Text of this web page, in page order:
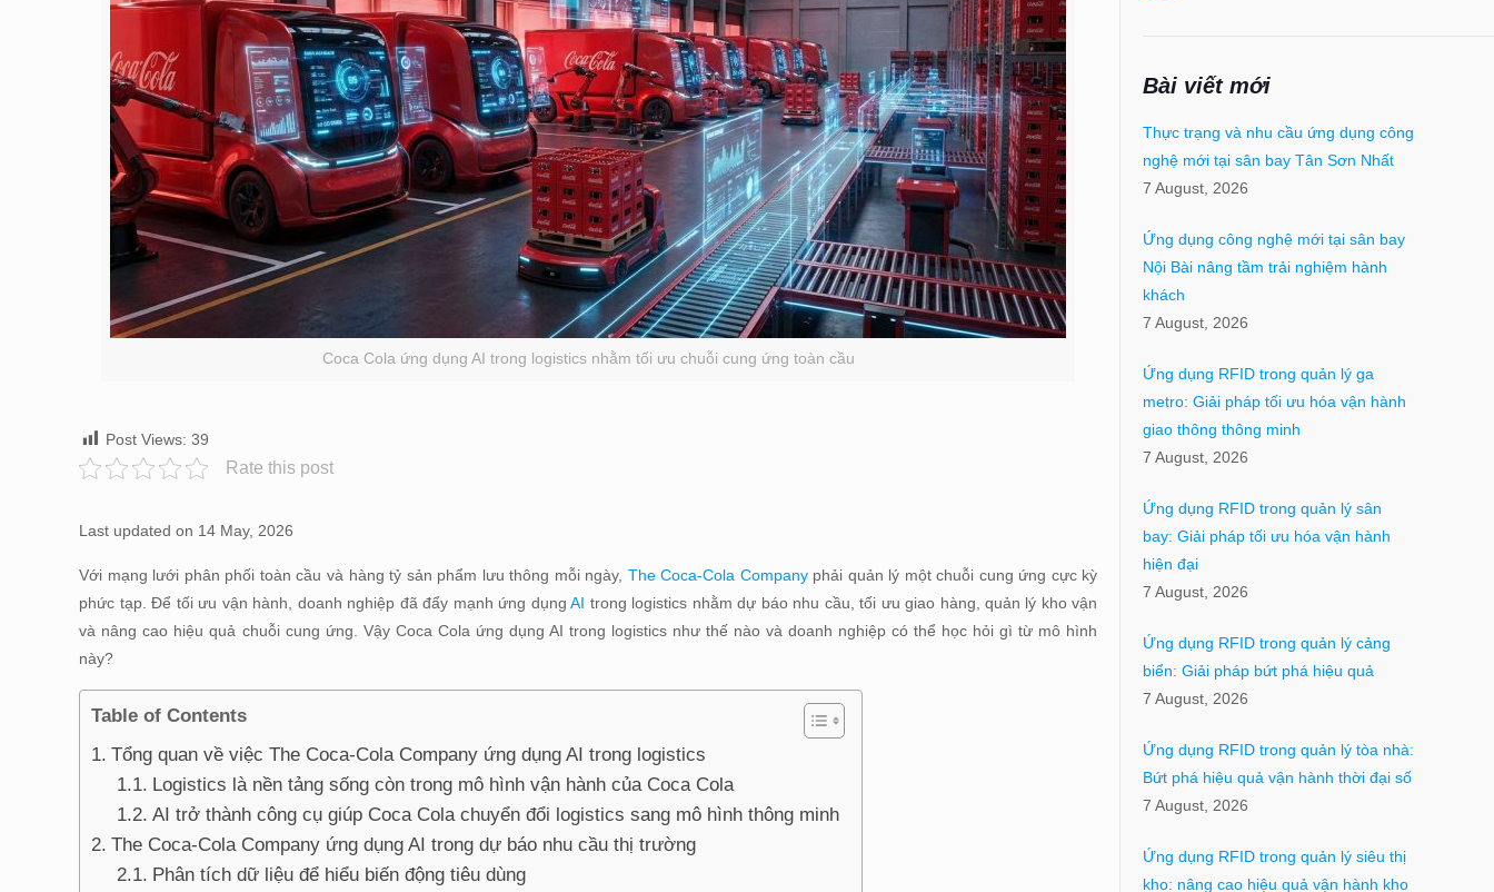
Coca Cola ứng dụng AI trong logistics nhằm tối ưu chuỗi cung ứng toàn cầu
Post Views: 39
Rate this post
Last updated on 14 May, 2026
Với mạng lưới phân phối toàn cầu và hàng tỷ sản phẩm lưu thông mỗi ngày, The Coca-Cola Companyphải quản lý một chuỗi cung ứng cực kỳ
phức tạp. Để tối ưu vận hành, doanh nghiệp đã đẩy mạnh ứng dụngAI trong logistics nhằm dự báo nhu cầu, tối ưu giao hàng, quản lý kho vận
và nâng cao hiệu quả chuỗi cung ứng. Vậy Coca Cola ứng dụng AI trong logistics như thế nào và doanh nghiệp có thể học hỏi gì từ mô hình
này?
Table of Contents
Tổng quan về việc The Coca-Cola Company ứng dụng AI trong logistics
Logistics là nền tảng sống còn trong mô hình vận hành của Coca Cola
AI trở thành công cụ giúp Coca Cola chuyển đổi logistics sang mô hình thông minh
The Coca-Cola Company ứng dụng AI trong dự báo nhu cầu thị trường
Phân tích dữ liệu để hiểu biến động tiêu dùng
Bài viết mới
Thực trạng và nhu cầu ứng dụng công
nghệ mới tại sân bay Tân Sơn Nhất
7 August, 2026
Ứng dụng công nghệ mới tại sân bay
Nội Bài nâng tầm trải nghiệm hành
khách
7 August, 2026
Ứng dụng RFID trong quản lý ga
metro: Giải pháp tối ưu hóa vận hành
giao thông thông minh
7 August, 2026
Ứng dụng RFID trong quản lý sân
bay: Giải pháp tối ưu hóa vận hành
hiện đại
7 August, 2026
Ứng dụng RFID trong quản lý cảng
biển: Giải pháp bứt phá hiệu quả
7 August, 2026
Ứng dụng RFID trong quản lý tòa nhà:
Bứt phá hiệu quả vận hành thời đại số
7 August, 2026
Ứng dụng RFID trong quản lý siêu thị
kho: nâng cao hiệu quả vận hành kho